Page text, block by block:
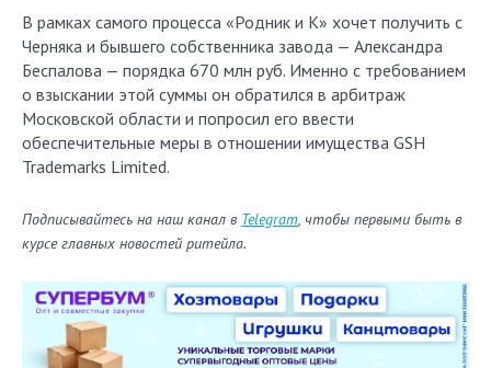
В рамках самого процесса «Родник и К» хочет получить с
Черняка и бывшего собственника завода — Александра
Беспалова — порядка 670 млн руб. Именно с требованием
о взыскании этой суммы он обратился в арбитраж
Московской области и попросил его ввести
обеспечительные меры в отношении имущества GSH
Trademarks Limited.
Подписывайтесь на наш канал в Telegram, чтобы первыми быть в
курсе главных новостей ритейла.